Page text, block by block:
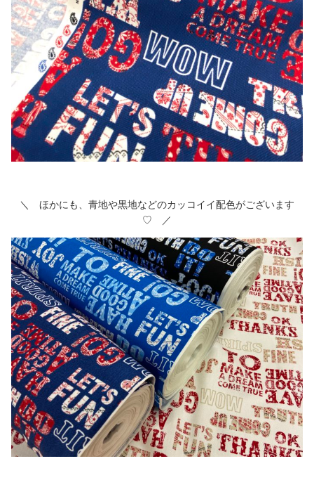
＼ ほかにも、青地や黒地などのカッコイイ配色がございます
♡ ／